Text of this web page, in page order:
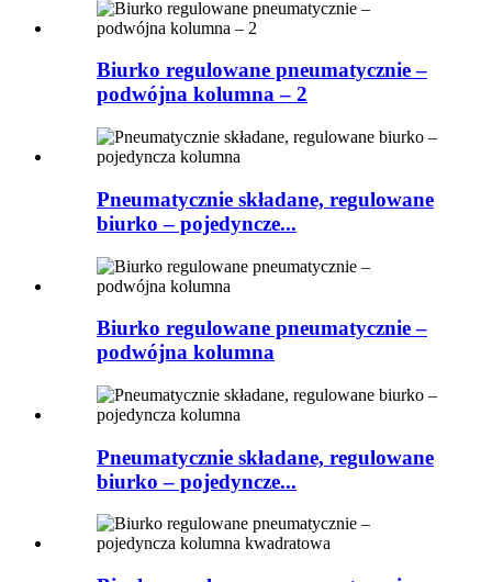
Biurko regulowane pneumatycznie –
podwójna kolumna – 2
Pneumatycznie składane, regulowane
biurko – pojedyncze...
Biurko regulowane pneumatycznie –
podwójna kolumna
Pneumatycznie składane, regulowane
biurko – pojedyncze...